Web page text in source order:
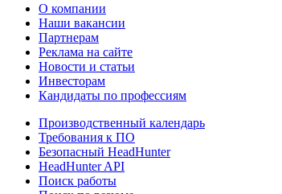
О компании
Наши вакансии
Партнерам
Реклама на сайте
Новости и статьи
Инвесторам
Кандидаты по профессиям
Производственный календарь
Требования к ПО
Безопасный HeadHunter
HeadHunter API
Поиск работы